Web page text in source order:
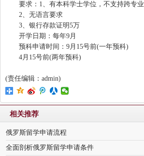
要求：1、有本科学士学位，不支持跨专业
2、无语言要求
3、银行存款证明5万
开学日期：每年9月
预科申请时间：9月15号前(一年预科)
4月15号前(两年预科)
(责任编辑：admin)
相关推荐
俄罗斯留学申请流程
全面剖析俄罗斯留学申请条件